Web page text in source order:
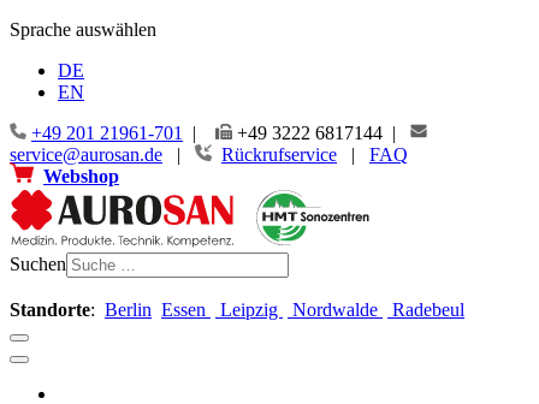
Sprache auswählen
DE
EN
+49 201 21961-701
|
+49 3222 6817144 |
service@aurosan.de | Rückrufservice |
FAQ
Webshop
Suchen
Standorte: Berlin Essen Leipzig Nordwalde Radebeul
Jahr
Monat
Jahr
Monat